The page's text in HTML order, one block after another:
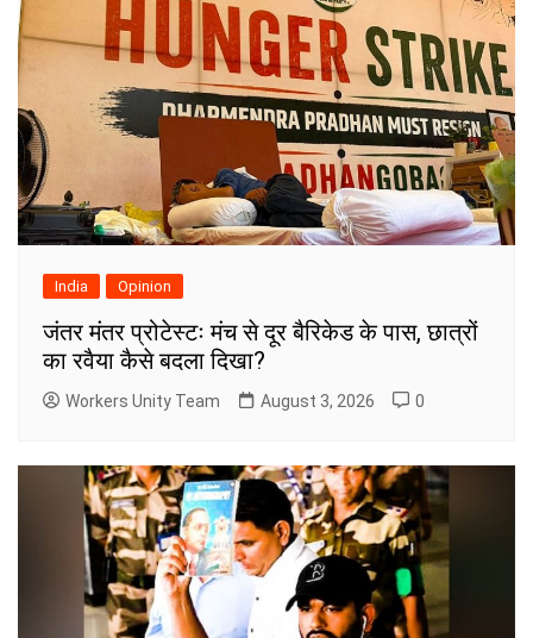
India Opinion
जंतर मंतर प्रोटेस्टः मंच से दूर बैरिकेड के पास, छात्रों
का रवैया कैसे बदला दिखा?
Workers Unity Team August 3, 2026 0